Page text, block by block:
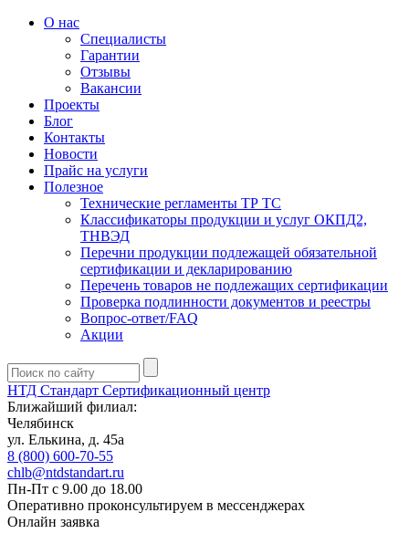
О нас
Специалисты
Гарантии
Отзывы
Вакансии
Проекты
Блог
Контакты
Новости
Прайс на услуги
Полезное
Технические регламенты ТР ТС
Классификаторы продукции и услуг ОКПД2,
ТНВЭД
Перечни продукции подлежащей обязательной
сертификации и декларированию
Перечень товаров не подлежащих сертификации
Проверка подлинности документов и реестры
Вопрос-ответ/FAQ
Акции
НТД Стандарт Сертификационный центр
Ближайший филиал:
Челябинск
ул. Елькина, д. 45а
8 (800) 600-70-55
chlb@ntdstandart.ru
Пн-Пт с 9.00 до 18.00
Оперативно проконсультируем в мессенджерах
Онлайн заявка